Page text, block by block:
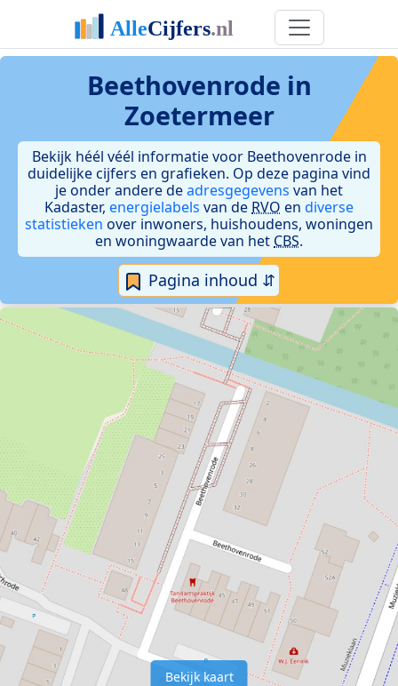
Beethovenrode in
Zoetermeer
Bekijk héél véél informatie voor Beethovenrode in
duidelijke cijfers en grafieken. Op deze pagina vind
je onder andere deadresgegevens van het
Kadaster, energielabels van de RVO en diverse
statistieken over inwoners, huishoudens, woningen
en woningwaarde van het CBS.
Pagina inhoud ⇵
Bekijk kaart